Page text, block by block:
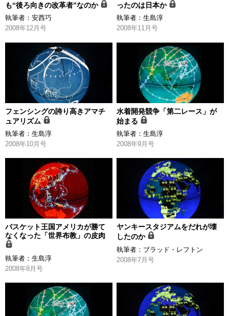
も“後ろ向きの改革者”なのか
執筆者： 安西巧
2008年12月号
ったのは日本か
執筆者：生島淳
2008年11月号
フェンシングの誇り高きアマチ
ュアリズム
執筆者： 生島淳
2008年10月号
水着開発競争「第二レース」が
始まる
執筆者：生島淳
2008年9月号
バスケット王国アメリカが勝て
なくなった「世界布教」の皮肉
執筆者： 生島淳
2008年8月号
ヤンキースタジアムをだれが壊
したのか
執筆者： ブラッド・レフトン
2008年7月号